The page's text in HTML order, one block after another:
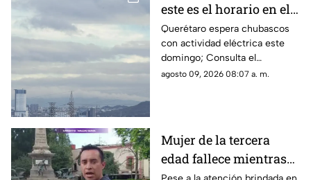
este es el horario en el
que se esperan lluvias
este domingo en
Querétaro
Querétaro espera chubascos
con actividad eléctrica este
domingo; Consulta el
pronóstico por municipios y
agosto 09, 2026 08:07 a. m.
Mujer de la tercera
edad fallece mientras